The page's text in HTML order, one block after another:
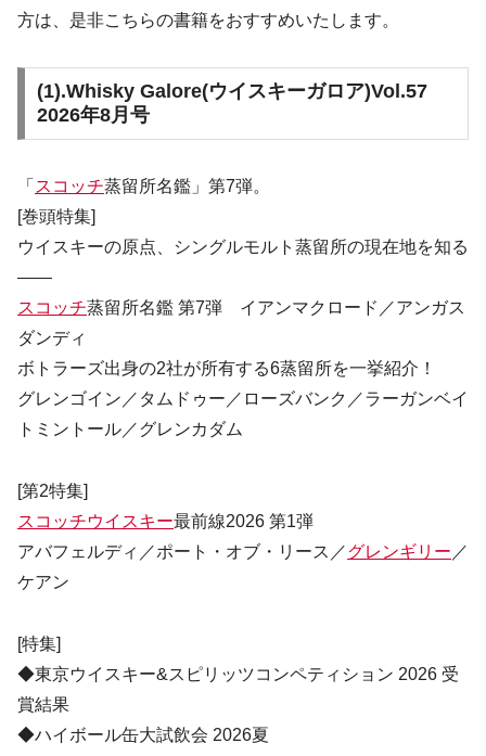
方は、是非こちらの書籍をおすすめいたします。
(1).Whisky Galore(ウイスキーガロア)Vol.57
2026年8月号
「 スコッチ蒸留所名鑑」第7弾。
[巻頭特集]
ウイスキーの原点、シングルモルト蒸留所の現在地を知る
――
スコッチ蒸留所名鑑 第7弾 イアンマクロード／アンガス
ダンディ
ボトラーズ出身の2社が所有する6蒸留所を一挙紹介！
グレンゴイン／タムドゥー／ローズバンク／ラーガンベイ
トミントール／グレンカダム
[第2特集]
スコッチウイスキー最前線2026 第1弾
アバフェルディ／ポート・オブ・リース／グレンギリー ／
ケアン
[特集]
◆東京ウイスキー&スピリッツコンペティション 2026 受
賞結果
◆ハイボール缶大試飲会 2026夏